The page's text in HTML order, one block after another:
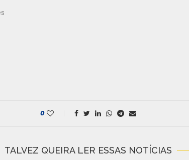
0
TALVEZ QUEIRA LER ESSAS NOTÍCIAS